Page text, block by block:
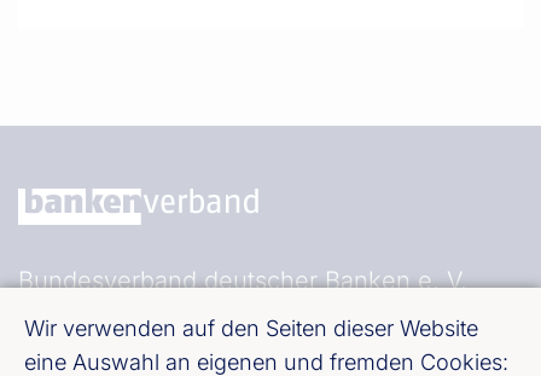
Wir verwenden auf den Seiten dieser Website
eine Auswahl an eigenen und fremden Cookies:
Bundesverband deutscher Banken e. V.
Burgstraße 28, 10178 Berlin